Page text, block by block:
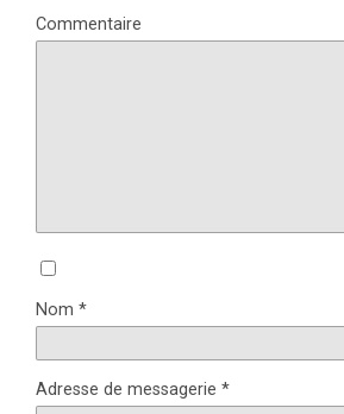
Commentaire
Nom *
Adresse de messagerie *